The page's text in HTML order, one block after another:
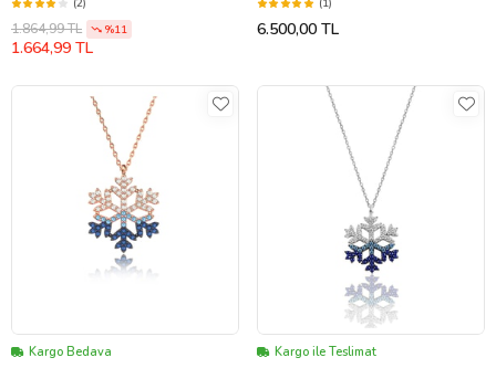
1.864,99 TL %11
1.664,99 TL
6.500,00 TL
Kargo Bedava Kargo ile Teslimat